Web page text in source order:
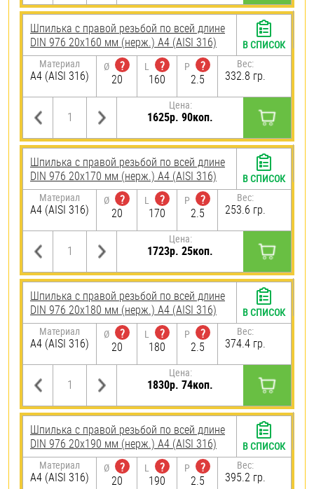
Шпилька с правой резьбой по всей длине
DIN 976 20х160 мм (нерж.) A4 (AISI 316)
Материал
A4 (AISI 316)
Ø
?
20
L
?
160
P
?
2.5
Вес:
332.8 гр.
Цена:
1625р. 90коп.
В СПИСОК
Шпилька с правой резьбой по всей длине
DIN 976 20х170 мм (нерж.) A4 (AISI 316)
Материал
A4 (AISI 316)
Ø
?
20
L
?
170
P
?
2.5
Вес:
253.6 гр.
Цена:
1723р. 25коп.
В СПИСОК
Шпилька с правой резьбой по всей длине
DIN 976 20х180 мм (нерж.) A4 (AISI 316)
Материал
A4 (AISI 316)
Ø
?
20
L
?
180
P
?
2.5
Вес:
374.4 гр.
Цена:
1830р. 74коп.
В СПИСОК
Шпилька с правой резьбой по всей длине
DIN 976 20х190 мм (нерж.) A4 (AISI 316)
Материал
A4 (AISI 316)
Ø
?
20
L
?
190
P
?
2.5
Вес:
395.2 гр.
В СПИСОК